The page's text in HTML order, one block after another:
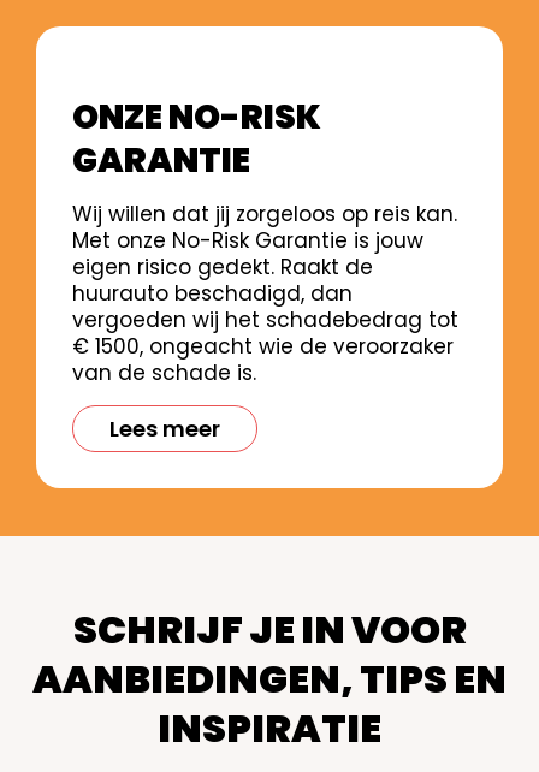
ONZE NO-RISK
GARANTIE
Wij willen dat jij zorgeloos op reis kan.
Met onze No-Risk Garantie is jouw
eigen risico gedekt. Raakt de
huurauto beschadigd, dan
vergoeden wij het schadebedrag tot
€ 1500, ongeacht wie de veroorzaker
van de schade is.
Lees meer
SCHRIJF JE IN VOOR
AANBIEDINGEN, TIPS EN
INSPIRATIE